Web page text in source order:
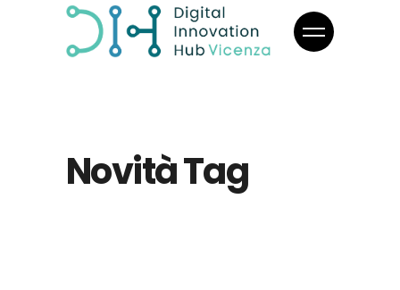
Novità Tag